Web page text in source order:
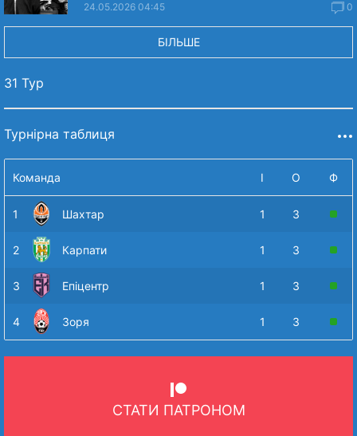
24.05.2026 04:45 0
БІЛЬШЕ
31 Тур
Турнірна таблиця
Команда І О Ф
1 Шахтар 1 3
2 Карпати 1 3
3 Епіцентр 1 3
4 Зоря 1 3
СТАТИ ПАТРОНОМ